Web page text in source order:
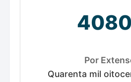
Por
Quarenta mil